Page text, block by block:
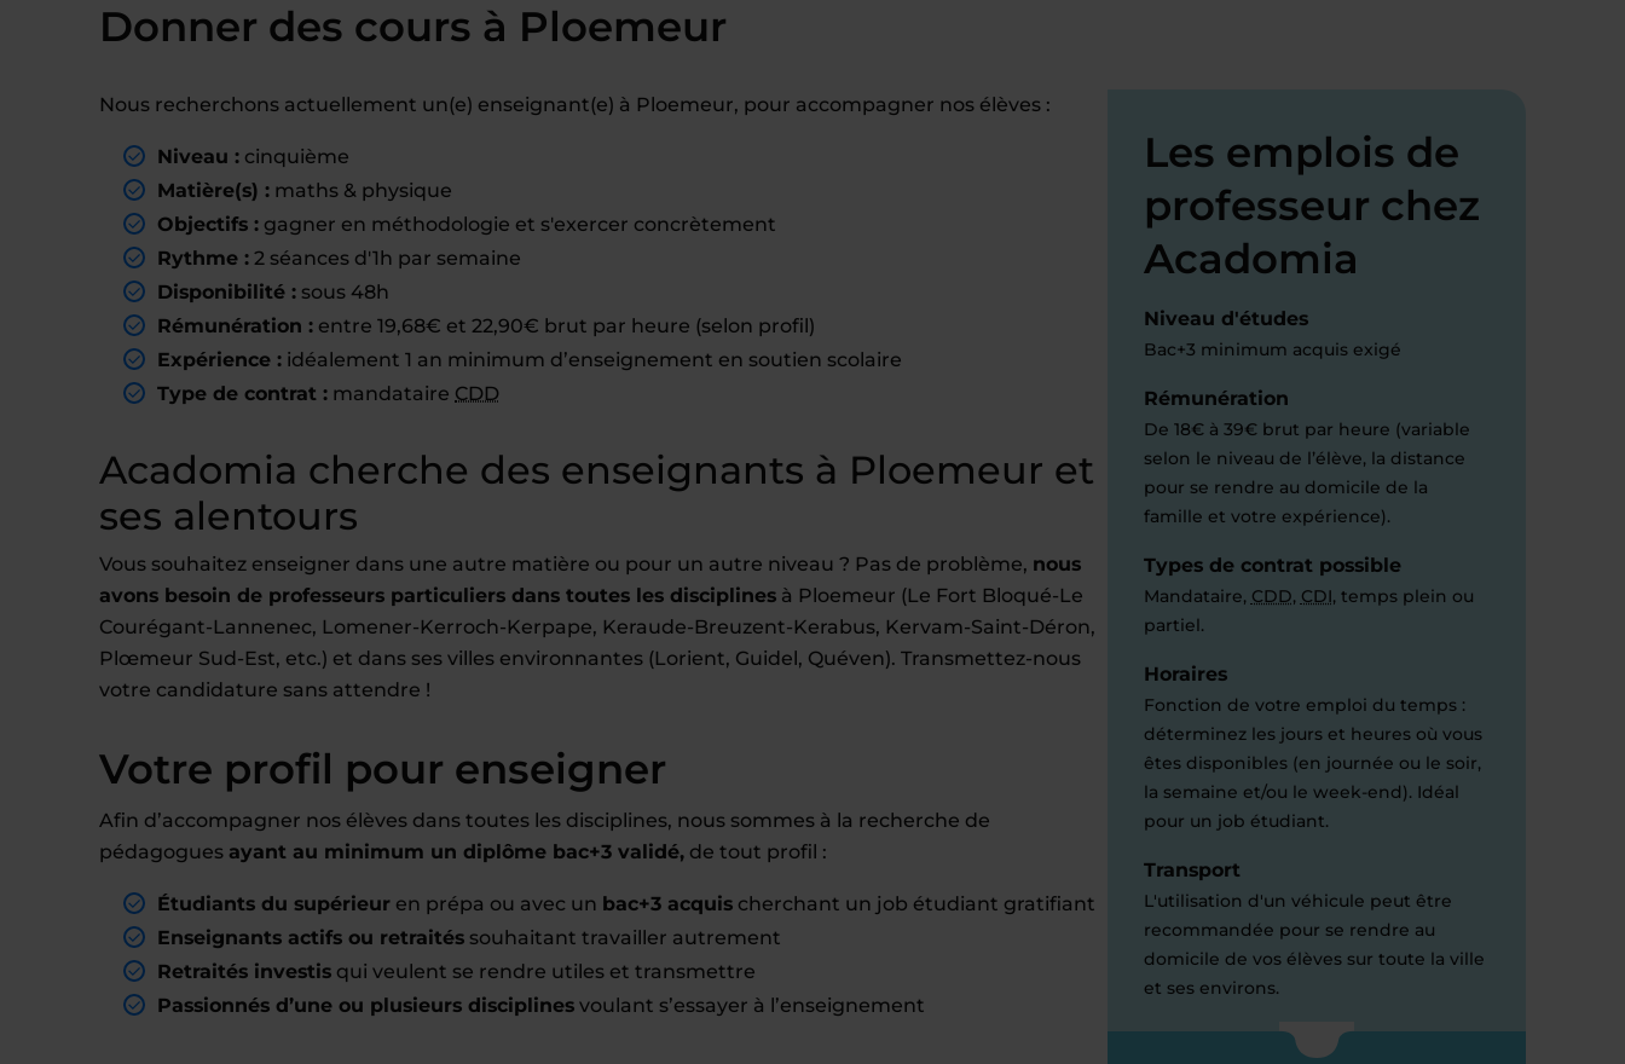
Donner des cours à Ploemeur
Nous recherchons actuellement un(e) enseignant(e) à Ploemeur, pour accompagner nos élèves :
Niveau : cinquième
Matière(s) : maths & physique
Objectifs : gagner en méthodologie et s'exercer concrètement
Rythme : 2 séances d'1h par semaine
Disponibilité : sous 48h
Rémunération : entre 19,68€ et 22,90€ brut par heure (selon profil)
Expérience : idéalement 1 an minimum d’enseignement en soutien scolaire
Type de contrat : mandataire CDD
Acadomia cherche des enseignants à Ploemeur et
ses alentours
Vous souhaitez enseigner dans une autre matière ou pour un autre niveau ? Pas de problème, nous
avons besoin de professeurs particuliers dans toutes les disciplines à Ploemeur (Le Fort Bloqué-Le
Courégant-Lannenec, Lomener-Kerroch-Kerpape, Keraude-Breuzent-Kerabus, Kervam-Saint-Déron,
Plœmeur Sud-Est, etc.) et dans ses villes environnantes (Lorient, Guidel, Quéven). Transmettez-nous
votre candidature sans attendre !
Votre profil pour enseigner
Afin d’accompagner nos élèves dans toutes les disciplines, nous sommes à la recherche de
pédagogues ayant au minimum un diplôme bac+3 validé, de tout profil :
Étudiants du supérieur en prépa ou avec un bac+3 acquis cherchant un job étudiant gratifiant
Enseignants actifs ou retraités souhaitant travailler autrement
Retraités investis qui veulent se rendre utiles et transmettre
Passionnés d’une ou plusieurs disciplines voulant s’essayer à l’enseignement
Les emplois de
professeur chez
Acadomia
Niveau d'études
Bac+3 minimum acquis exigé
Rémunération
De 18€ à 39€ brut par heure (variable
selon le niveau de l’élève, la distance
pour se rendre au domicile de la
famille et votre expérience).
Types de contrat possible
Mandataire, CDD, CDI, temps plein ou
partiel.
Horaires
Fonction de votre emploi du temps :
déterminez les jours et heures où vous
êtes disponibles (en journée ou le soir,
la semaine et/ou le week-end). Idéal
pour un job étudiant.
Transport
L'utilisation d'un véhicule peut être
recommandée pour se rendre au
domicile de vos élèves sur toute la ville
et ses environs.